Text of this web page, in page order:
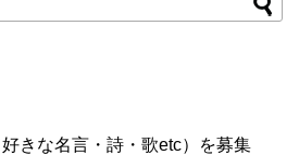
きな名言・詩・歌etc）を募集